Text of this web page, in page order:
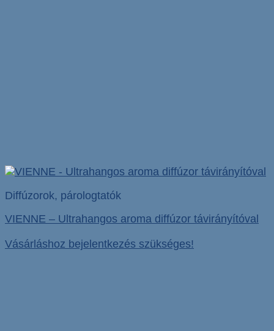
Diffúzorok, párologtatók
VIENNE – Ultrahangos aroma diffúzor távirányítóval
Vásárláshoz bejelentkezés szükséges!